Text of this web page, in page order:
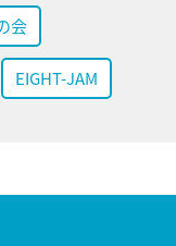
会
EIGHT-JAM